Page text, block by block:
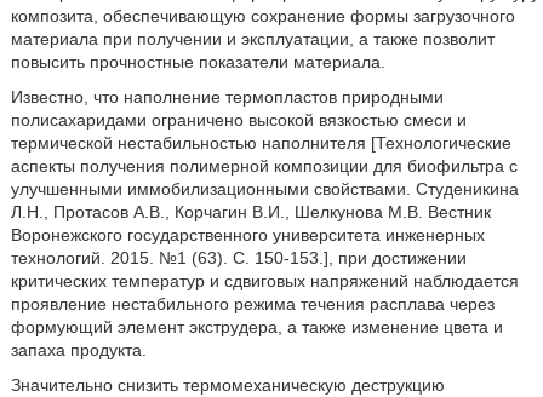
композита, обеспечивающую сохранение формы загрузочного
материала при получении и эксплуатации, а также позволит
повысить прочностные показатели материала.
Известно, что наполнение термопластов природными
полисахаридами ограничено высокой вязкостью смеси и
термической нестабильностью наполнителя [Технологические
аспекты получения полимерной композиции для биофильтра с
улучшенными иммобилизационными свойствами. Студеникина
Л.Н., Протасов А.В., Корчагин В.И., Шелкунова М.В. Вестник
Воронежского государственного университета инженерных
технологий. 2015. №1 (63). С. 150-153.], при достижении
критических температур и сдвиговых напряжений наблюдается
проявление нестабильного режима течения расплава через
формующий элемент экструдера, а также изменение цвета и
запаха продукта.
Значительно снизить термомеханическую деструкцию